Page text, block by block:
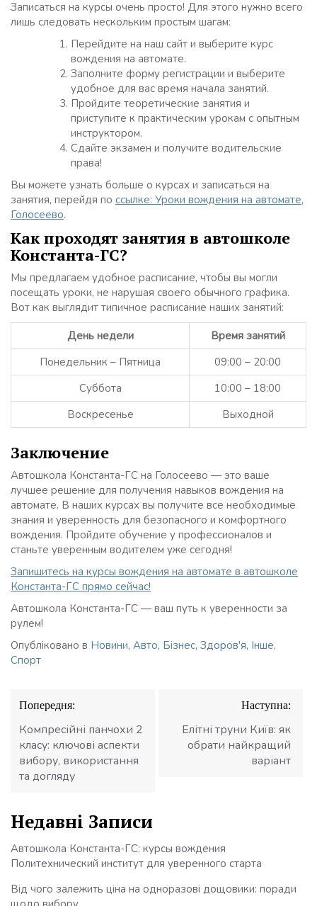
Записаться на курсы очень просто! Для этого нужно всего
лишь следовать нескольким простым шагам:
Перейдите на наш сайт и выберите курс
вождения на автомате.
Заполните форму регистрации и выберите
удобное для вас время начала занятий.
Пройдите теоретические занятия и
приступите к практическим урокам с опытным
инструктором.
Сдайте экзамен и получите водительские
права!
Вы можете узнать больше о курсах и записаться на
занятия, перейдя по ссылке: Уроки вождения на автомате,
Голосеево.
Как проходят занятия в автошколе
Константа-ГС?
Мы предлагаем удобное расписание, чтобы вы могли
посещать уроки, не нарушая своего обычного графика.
Вот как выглядит типичное расписание наших занятий:
День недели
Время занятий
Понедельник – Пятница
09:00 – 20:00
Суббота
10:00 – 18:00
Воскресенье
Выходной
Заключение
Автошкола Константа-ГС на Голосеево — это ваше
лучшее решение для получения навыков вождения на
автомате. В наших курсах вы получите все необходимые
знания и уверенность для безопасного и комфортного
вождения. Пройдите обучение у профессионалов и
станьте уверенным водителем уже сегодня!
Запишитесь на курсы вождения на автомате в автошколе
Константа-ГС прямо сейчас!
Автошкола Константа-ГС — ваш путь к уверенности за
рулем!
Опубліковано в Новини, Авто, Бізнес, Здоров'я, Інше,
Спорт
Навігація
записів
Попередня:
Компресійні панчохи 2
класу: ключові аспекти
вибору, використання
та догляду
Наступна:
Елітні труни Київ: як
обрати найкращий
варіант
Недавні Записи
Автошкола Константа-ГС: курсы вождения
Политехнический институт для уверенного старта
Від чого залежить ціна на одноразові дощовики: поради